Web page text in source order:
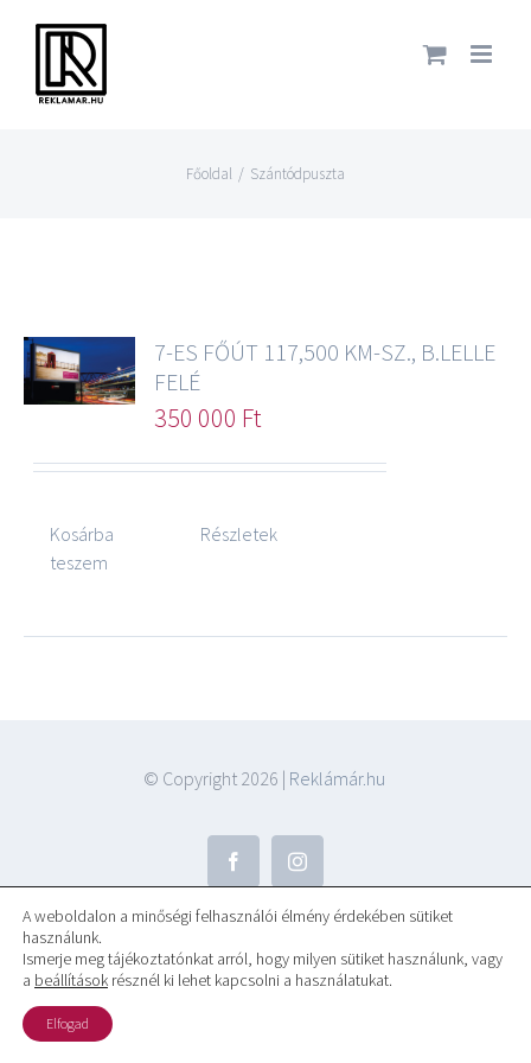
Főoldal / Szántódpuszta
7-ES FŐÚT 117,500 KM-SZ., B.LELLE
FELÉ
350 000 Ft
Kosárba
teszem
Részletek
© Copyright 2026 | Reklámár.hu
A weboldalon a minőségi felhasználói élmény érdekében sütiket
használunk.
Ismerje meg tájékoztatónkat arról, hogy milyen sütiket használunk, vagy
a beállítások résznél ki lehet kapcsolni a használatukat.
Elfogad